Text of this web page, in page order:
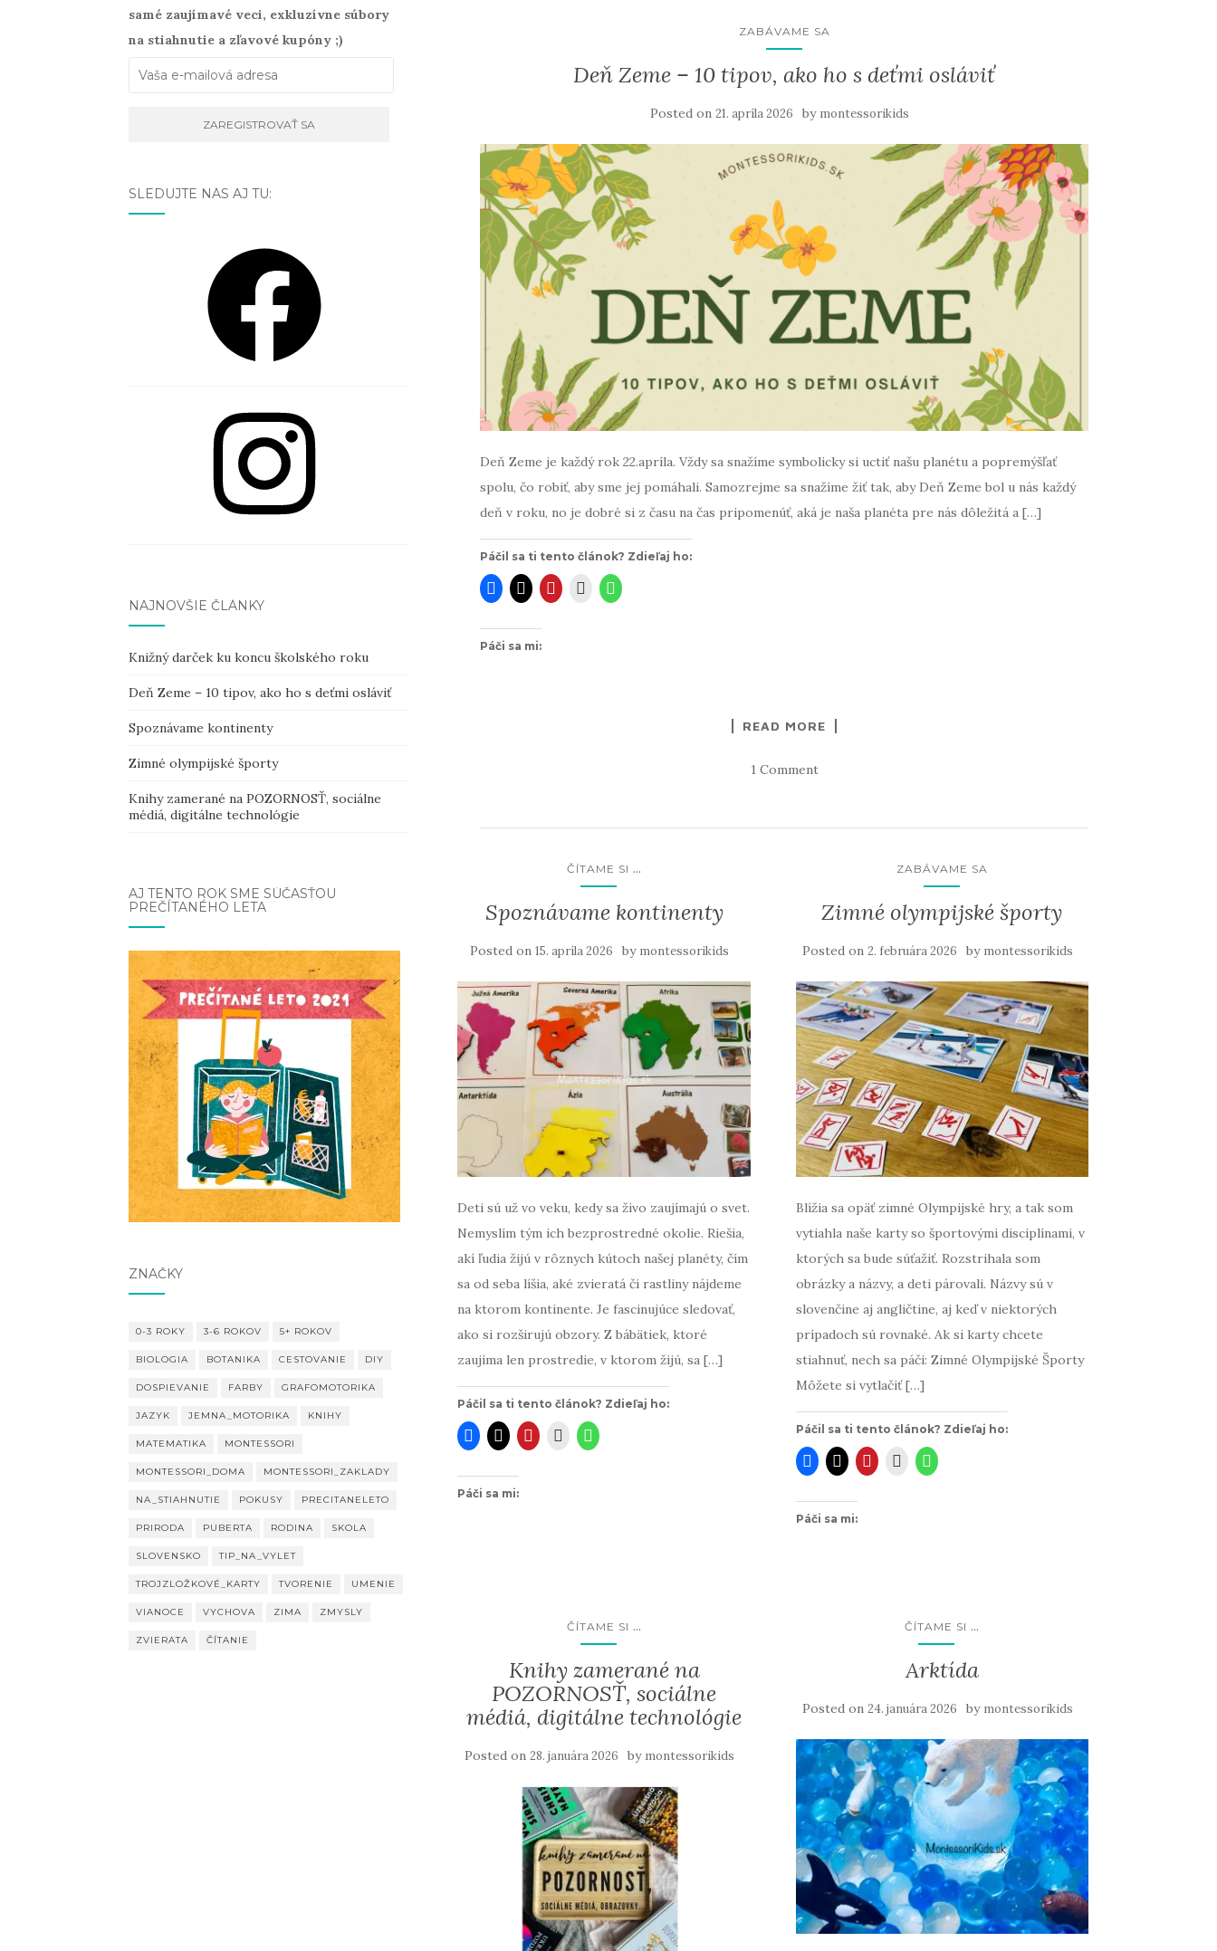
ZABÁVAME SA
Deň Zeme – 10 tipov, ako ho s deťmi osláviť
Posted on21. apríla 2026 by montessorikids
Deň Zeme je každý rok 22.apríla. Vždy sa snažíme symbolicky si uctiť našu planétu a popremýšľať
spolu, čo robiť, aby sme jej pomáhali. Samozrejme sa snažíme žiť tak, aby Deň Zeme bol u nás každý
deň v roku, no je dobré si z času na čas pripomenúť, aká je naša planéta pre nás dôležitá a […]
Páčil sa ti tento článok? Zdieľaj ho:
Páči sa mi:
READ MORE
1 Comment
ČÍTAME SI ...
Spoznávame kontinenty
Posted on 15. apríla 2026 by montessorikids
Deti sú už vo veku, kedy sa živo zaujímajú o svet.
Nemyslím tým ich bezprostredné okolie. Riešia,
akí ľudia žijú v rôznych kútoch našej planéty, čím
sa od seba líšia, aké zvieratá či rastliny nájdeme
na ktorom kontinente. Je fascinujúce sledovať,
ako si rozširujú obzory. Z bábätiek, ktoré
zaujíma len prostredie, v ktorom žijú, sa […]
Páčil sa ti tento článok? Zdieľaj ho:
Páči sa mi:
ZABÁVAME SA
Zimné olympijské športy
Posted on 2. februára 2026 by montessorikids
Blížia sa opäť zimné Olympijské hry, a tak som
vytiahla naše karty so športovými disciplínami, v
ktorých sa bude súťažiť. Rozstrihala som
obrázky a názvy, a deti párovali. Názvy sú v
slovenčine aj angličtine, aj keď v niektorých
prípadoch sú rovnaké. Ak si karty chcete
stiahnuť, nech sa páči: Zimné Olympijské Športy
Môžete si vytlačiť […]
Páčil sa ti tento článok? Zdieľaj ho:
Páči sa mi:
ČÍTAME SI ...
Knihy zamerané na
POZORNOSŤ, sociálne
médiá, digitálne technológie
Posted on 28. januára 2026 by montessorikids
ČÍTAME SI ...
Arktída
Posted on 24. januára 2026 by montessorikids
samé zaujímavé veci, exkluzívne súbory
na stiahnutie a zľavové kupóny ;)
SLEDUJTE NÁS AJ TU:
NAJNOVŠIE ČLÁNKY
Knižný darček ku koncu školského roku
Deň Zeme – 10 tipov, ako ho s deťmi osláviť
Spoznávame kontinenty
Zimné olympijské športy
Knihy zamerané na POZORNOSŤ, sociálne
médiá, digitálne technológie
AJ TENTO ROK SME SÚČASŤOU
PREČÍTANÉHO LETA
ZNAČKY
0-3 ROKY 3-6 ROKOV 5+ ROKOV
BIOLOGIA BOTANIKA CESTOVANIE DIY
DOSPIEVANIE FARBY GRAFOMOTORIKA
JAZYK JEMNA_MOTORIKA KNIHY
MATEMATIKA MONTESSORI
MONTESSORI_DOMA MONTESSORI_ZAKLADY
NA_STIAHNUTIE POKUSY PRECITANELETO
PRIRODA PUBERTA RODINA SKOLA
SLOVENSKO TIP_NA_VYLET
TROJZLOŽKOVÉ_KARTY TVORENIE UMENIE
VIANOCE VYCHOVA ZIMA ZMYSLY
ZVIERATA ČÍTANIE